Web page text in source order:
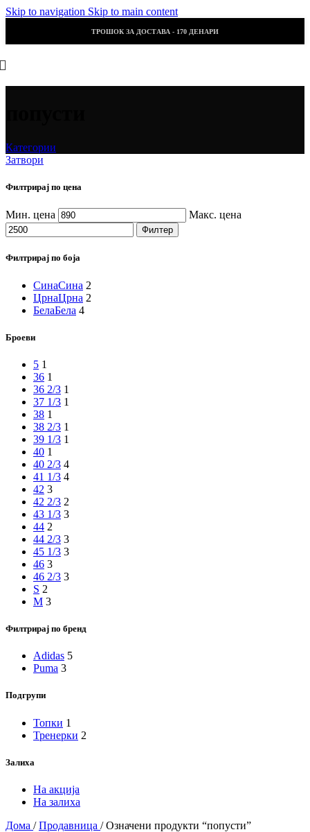
Skip to navigation Skip to main content
ТРОШОК ЗА ДОСТАВА - 170 ДЕНАРИ
Категории
Затвори
Филтрирај по цена
Мин. цена Макс. цена
Филтер
Филтрирај по боја
СинаСина 2
ЦрнаЦрна 2
БелаБела 4
Броеви
5 1
36 1
36 2/3 1
37 1/3 1
38 1
38 2/3 1
39 1/3 1
40 1
40 2/3 4
41 1/3 4
42 3
42 2/3 2
43 1/3 3
44 2
44 2/3 3
45 1/3 3
46 3
46 2/3 3
S 2
M 3
Филтрирај по бренд
Adidas 5
Puma 3
Подгрупи
Топки 1
Тренерки 2
Залиха
На акција
На залиха
Дома / Продавница / Означени продукти “попусти”